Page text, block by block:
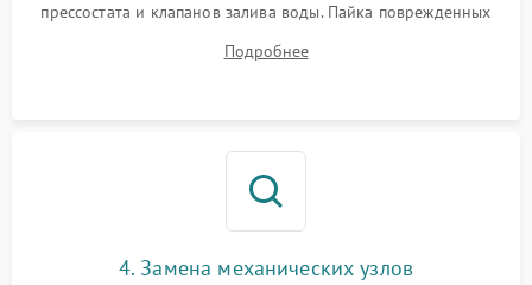
прессостата и клапанов залива воды. Пайка поврежденных
Восстановление целостности проводки и контактов.
Подробнее
4. Замена механических узлов